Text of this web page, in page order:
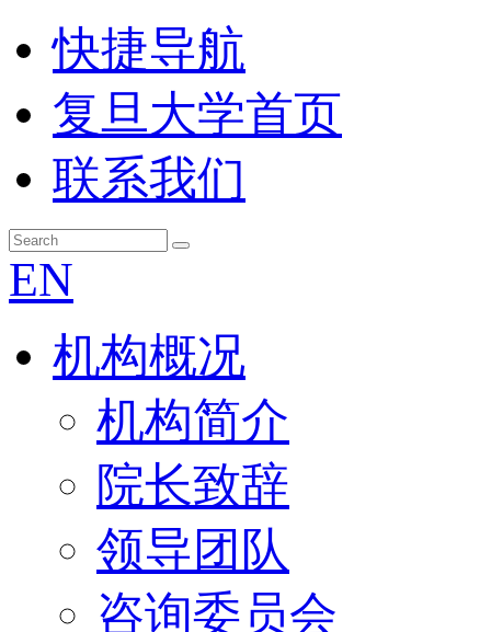
快捷导航
复旦大学首页
联系我们
EN
机构概况
机构简介
院长致辞
领导团队
咨询委员会